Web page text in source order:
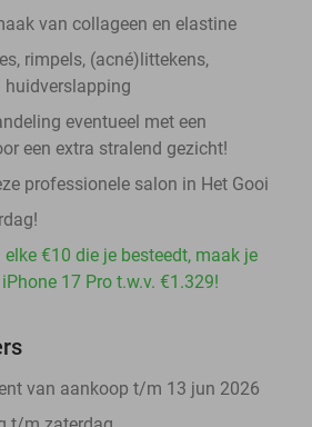
van collageen en elastine
rimpels, (acné)littekens,
huidverslapping
eventueel met een
een extra stralend gezicht!
professionele salon in Het Gooi
€10 die je besteedt, maak je
17 Pro t.w.v. €1.329!
van aankoop t/m 13 jun 2026